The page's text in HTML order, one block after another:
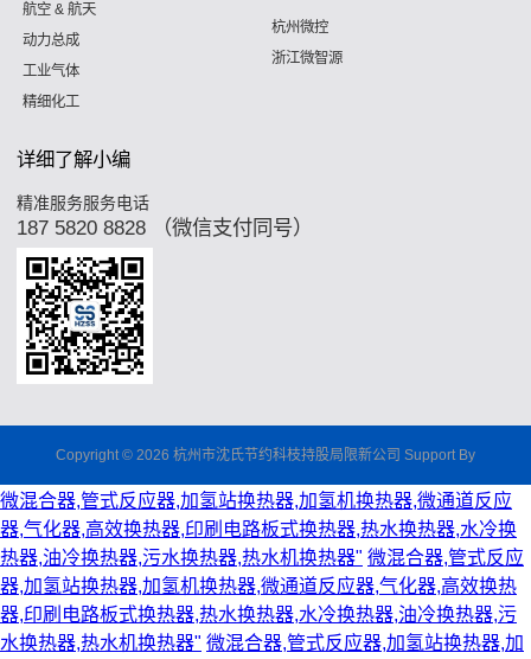
航空 & 航天
动力总成
工业气体
精细化工
杭州微控
浙江微智源
详细了解小编
精准服务服务电话
187 5820 8828 （微信支付同号）
Copyright © 2026 杭州市沈氏节约科枝持股局限新公司 Support By
微混合器,管式反应器,加氢站换热器,加氢机换热器,微通道反应
器,气化器,高效换热器,印刷电路板式换热器,热水换热器,水冷换
热器,油冷换热器,污水换热器,热水机换热器" 微混合器,管式反应
器,加氢站换热器,加氢机换热器,微通道反应器,气化器,高效换热
器,印刷电路板式换热器,热水换热器,水冷换热器,油冷换热器,污
水换热器,热水机换热器" 微混合器,管式反应器,加氢站换热器,加